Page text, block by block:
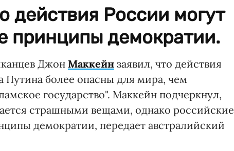
действия России могут
принципы демократии.
Джон Маккейн заявил, что действия
Путина более опасны для мира, чем
государство". Маккейн подчеркнул,
страшными вещами, однако российские
демократии, передает австралийский